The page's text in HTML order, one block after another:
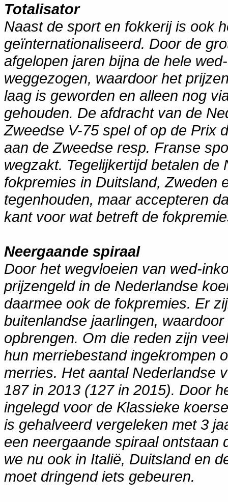
Totalisator
Naast de sport en fokkerij is ook
geïnternationaliseerd. Door de
afgelopen jaren bijna de hele
weggezogen, waardoor het
laag is geworden en alleen nog
gehouden. De afdracht van de
Zweedse V-75 spel of op de Prix
aan de Zweedse resp. Franse
wegzakt. Tegelijkertijd betalen
fokpremies in Duitsland, Zweden
tegenhouden, maar accepteren
kant voor wat betreft de
Neergaande spiraal
Door het wegvloeien van wed-
prijzengeld in de Nederlandse
daarmee ook de fokpremies. Er
buitenlandse jaarlingen,
opbrengen. Om die reden zijn
hun merriebestand ingekrompen
merries. Het aantal Nederlandse
187 in 2013 (127 in 2015). Door
ingelegd voor de Klassieke
is gehalveerd vergeleken met 3
een neergaande spiraal ontstaan
we nu ook in Italië, Duitsland en
moet dringend iets gebeuren.